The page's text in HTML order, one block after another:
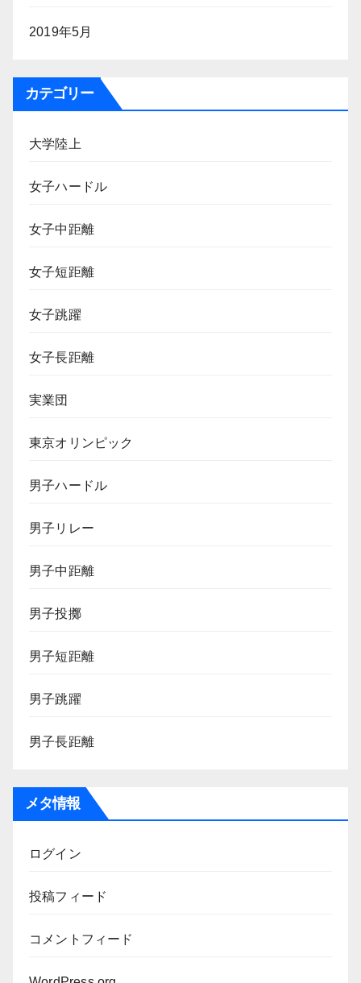
2019年5月
カテゴリー
大学陸上
女子ハードル
女子中距離
女子短距離
女子跳躍
女子長距離
実業団
東京オリンピック
男子ハードル
男子リレー
男子中距離
男子投擲
男子短距離
男子跳躍
男子長距離
メタ情報
ログイン
投稿フィード
コメントフィード